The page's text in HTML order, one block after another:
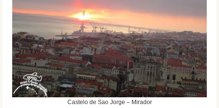
Castelo de Sao Jorge – Mirador